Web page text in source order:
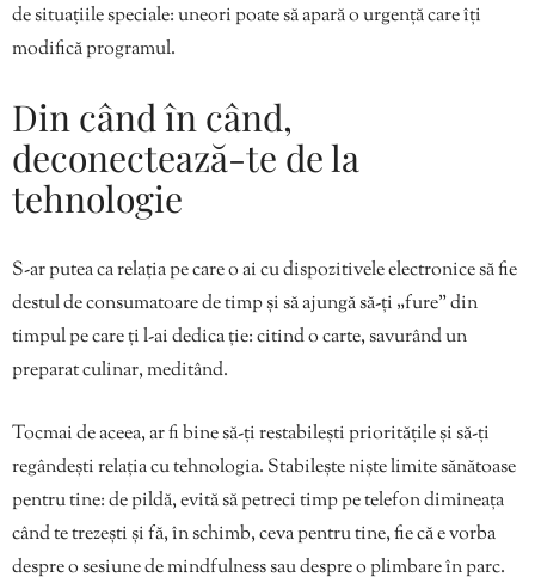
de situațiile speciale: uneori poate să apară o urgență care îți
modifică programul.
Din când în când,
deconectează-te de la
tehnologie
S-ar putea ca relația pe care o ai cu dispozitivele electronice să fie
destul de consumatoare de timp și să ajungă să-ți „fure” din
timpul pe care ți l-ai dedica ție: citind o carte, savurând un
preparat culinar, meditând.
Tocmai de aceea, ar fi bine să-ți restabilești prioritățile și să-ți
regândești relația cu tehnologia. Stabilește niște limite sănătoase
pentru tine: de pildă, evită să petreci timp pe telefon dimineața
când te trezești și fă, în schimb, ceva pentru tine, fie că e vorba
despre o sesiune de mindfulness sau despre o plimbare în parc.